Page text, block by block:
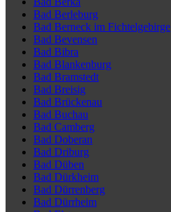
Bad Berleburg
Bad Berneck im Fichtelgebirge
Bad Bevensen
Bad Bibra
Bad Blankenburg
Bad Bramstedt
Bad Breisig
Bad Brückenau
Bad Buchau
Bad Camberg
Bad Doberan
Bad Driburg
Bad Düben
Bad Dürkheim
Bad Dürrenberg
Bad Dürrheim